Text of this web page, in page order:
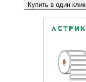
Купить в один клик